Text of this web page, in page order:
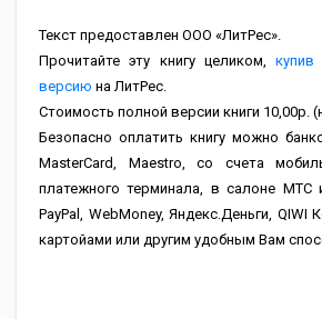
Текст предоставлен ООО «ЛитРес».
Прочитайте эту книгу целиком,
версию на ЛитРес.
Стоимость полной версии книги 10,00р.
Безопасно оплатить книгу можно
MasterCard, Maestro, со счета
платежного терминала, в салоне МТС
PayPal, WebMoney, Яндекс.Деньги,
картойами или другим удобным Вам